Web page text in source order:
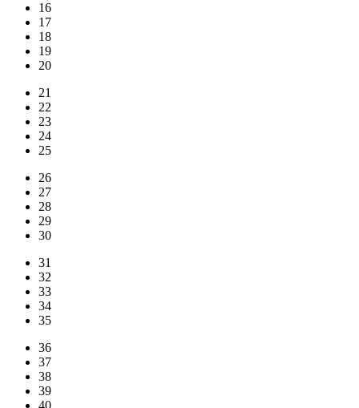
16
17
18
19
20
21
22
23
24
25
26
27
28
29
30
31
32
33
34
35
36
37
38
39